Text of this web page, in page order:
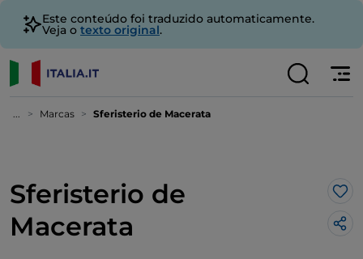
Este conteúdo foi traduzido automaticamente.
Veja o texto original.
... Marcas Sferisterio de Macerata
Sferisterio de
Macerata